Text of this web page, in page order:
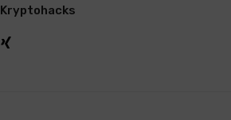
Kryptohacks